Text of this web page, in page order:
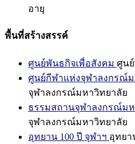
อายุ
พื้นที่สร้างสรรค์
ศูนย์พันธกิจเพื่อสังคม ศูน
ศูนย์กีฬาแห่งจุฬาลงกรณ์
จุฬาลงกรณ์มหาวิทยาลัย
ธรรมสถานจุฬาลงกรณ์ม
จุฬาลงกรณ์มหาวิทยาลัย
อุทยาน 100 ปี จุฬาฯ อุทยา